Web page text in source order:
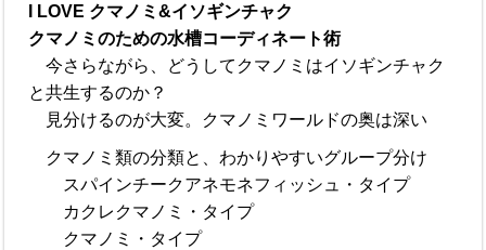
I LOVE クマノミ&イソギンチャク
クマノミのための水槽コーディネート術
今さらながら、どうしてクマノミはイソギンチャク
と共生するのか？
見分けるのが大変。クマノミワールドの奥は深い
クマノミ類の分類と、わかりやすいグループ分け
スパインチークアネモネフィッシュ・タイプ
カクレクマノミ・タイプ
クマノミ・タイプ